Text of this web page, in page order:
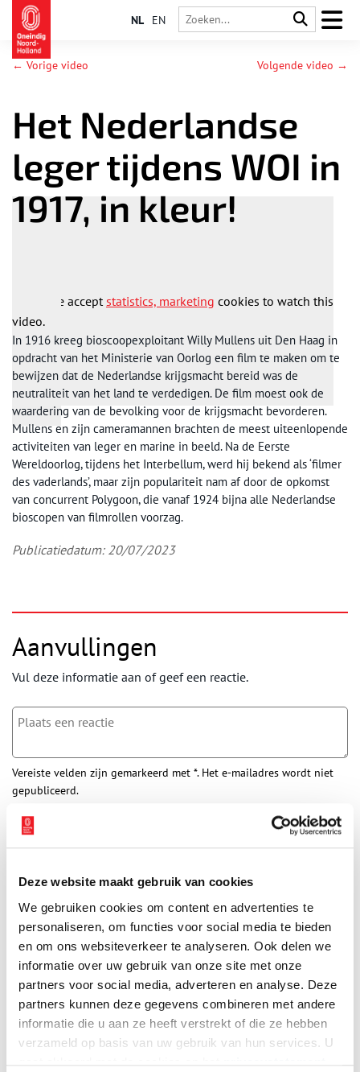
Deze website maakt gebruik van cookies
We gebruiken cookies om content en advertenties te
personaliseren, om functies voor social media te bieden
en om ons websiteverkeer te analyseren. Ook delen we
informatie over uw gebruik van onze site met onze
partners voor social media, adverteren en analyse. Deze
partners kunnen deze gegevens combineren met andere
informatie die u aan ze heeft verstrekt of die ze hebben
verzameld op basis van uw gebruik van hun services. U
NL EN
← Vorige video Volgende video →
Het Nederlandse
leger tijdens WOI in
1917, in kleur!
Please acceptstatistics, marketing cookies to watch this
video.
In 1916 kreeg bioscoopexploitant Willy Mullens uit Den Haag in
opdracht van het Ministerie van Oorlog een film te maken om te
bewijzen dat de Nederlandse krijgsmacht bereid was de
neutraliteit van het land te verdedigen. De film moest ook de
waardering van de bevolking voor de krijgsmacht bevorderen.
Mullens en zijn cameramannen brachten de meest uiteenlopende
activiteiten van leger en marine in beeld. Na de Eerste
Wereldoorlog, tijdens het Interbellum, werd hij bekend als ‘filmer
des vaderlands’, maar zijn populariteit nam af door de opkomst
van concurrent Polygoon, die vanaf 1924 bijna alle Nederlandse
bioscopen van filmrollen voorzag.
Publicatiedatum: 20/07/2023
Aanvullingen
Vul deze informatie aan of geef een reactie.
Vereiste velden zijn gemarkeerd met *. Het e-mailadres wordt niet
gepubliceerd.
Naam
E-mail *
Vink dit aan als u op de hoogte gehouden wil worden.
Bekijk meer video's